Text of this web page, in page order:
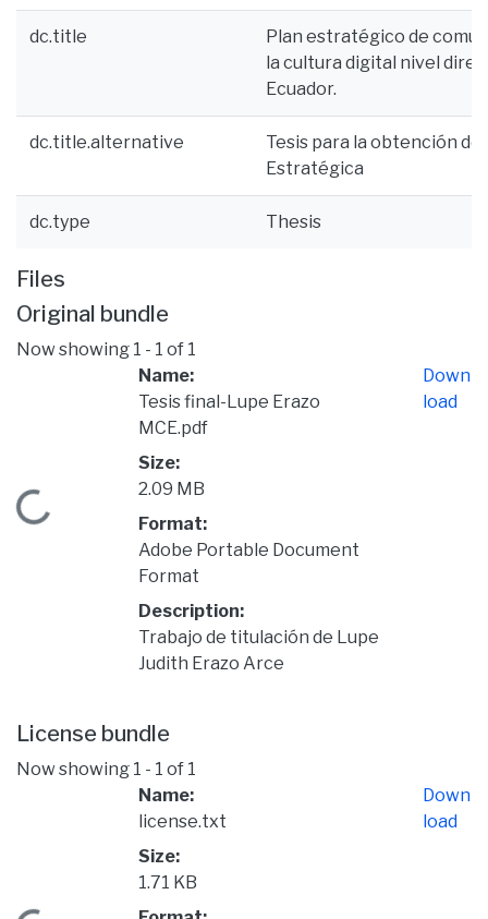
dc.title
Plan estratégico de
la cultura digital nivel
Ecuador.
dc.title.alternative
Tesis para la obtención
Estratégica
dc.type Thesis
Files
Original bundle
Now showing 1 - 1 of 1
Loading...
Name:
Tesis final-Lupe Erazo
MCE.pdf
Size:
2.09 MB
Format:
Adobe Portable Document
Format
Description:
Trabajo de titulación de Lupe
Judith Erazo Arce
Down
load
License bundle
Now showing 1 - 1 of 1
Name:
license.txt
Size:
1.71 KB
Down
load